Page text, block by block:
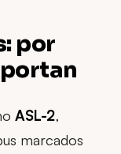
por
ASL-2,
marcados